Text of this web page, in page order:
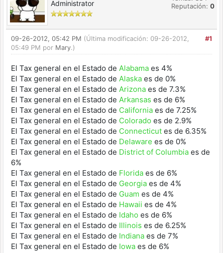
Administrator
Reputación: 0
#1
09-26-2012, 05:42 PM (Última modificación: 09-26-2012,
05:49 PM por Mary.)
El Tax general en el Estado de Alabama es 4%
El Tax general en el Estado de Alaska es de 0%
El Tax general en el Estado de Arizona es de 7.3%
El Tax general en el Estado de Arkansas es de 6%
El Tax general en el Estado de California es de 7.25%
El Tax general en el Estado de Colorado es de 2.9%
El Tax general en el Estado de Connecticut es de 6.35%
El Tax general en el Estado de Delaware es de 0%
El Tax general en el Estado de District of Columbia es de
6%
El Tax general en el Estado de Florida es de 6%
El Tax general en el Estado de Georgia es de 4%
El Tax general en el Estado de Guam es de 4%
El Tax general en el Estado de Hawaii es de 4%
El Tax general en el Estado de Idaho es de 6%
El Tax general en el Estado de Illinois es de 6.25%
El Tax general en el Estado de Indiana es de 7%
El Tax general en el Estado de Iowa es de 6%